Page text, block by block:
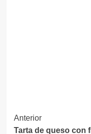
Navegación
Anterior
Tarta de queso con